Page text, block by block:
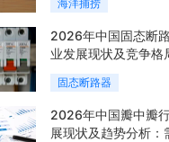
型加速「图」
海洋捕捞
2026年中国固态断
业发展现状及竞争格
析：国际巨头领跑技
国内企业加速追赶「
固态断路器
2026年中国瓣中瓣
展现状及趋势分析：